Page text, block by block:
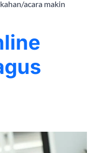
acara makin